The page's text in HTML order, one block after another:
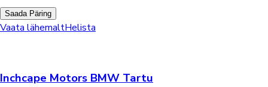
Saada Päring
Vaata lähemaltHelista
Inchcape Motors BMW Tartu